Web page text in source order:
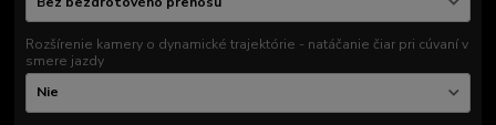
Rozšírenie kamery o dynamické trajektórie - natáčanie čiar pri cúvaní v
smere jazdy